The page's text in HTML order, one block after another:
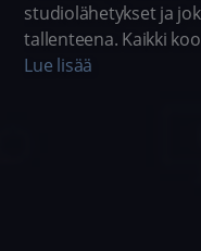
studiolähetykset ja
tallenteena. Kaikki
Urheiluohjelma.
Lue lisää